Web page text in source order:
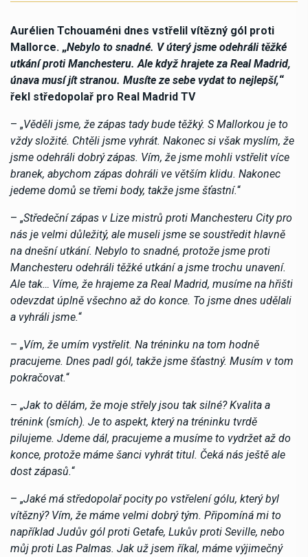
Aurélien Tchouaméni dnes vstřelil vítězný gól proti
Mallorce. „Nebylo to snadné. V úterý jsme odehráli těžké
utkání proti Manchesteru. Ale když hrajete za Real Madrid,
únava musí jít stranou. Musíte ze sebe vydat to nejlepší,“
řekl středopolař pro Real Madrid TV
– „Věděli jsme, že zápas tady bude těžký. S Mallorkou je to
vždy složité. Chtěli jsme vyhrát. Nakonec si však myslím, že
jsme odehráli dobrý zápas. Vím, že jsme mohli vstřelit více
branek, abychom zápas dohráli ve větším klidu. Nakonec
jedeme domů se třemi body, takže jsme šťastní.“
– „Středeční zápas v Lize mistrů proti Manchesteru City pro
nás je velmi důležitý, ale museli jsme se soustředit hlavně
na dnešní utkání. Nebylo to snadné, protože jsme proti
Manchesteru odehráli těžké utkání a jsme trochu unavení.
Ale tak… Víme, že hrajeme za Real Madrid, musíme na hřišti
odevzdat úplně všechno až do konce. To jsme dnes udělali
a vyhráli jsme.“
– „Vím, že umím vystřelit. Na tréninku na tom hodně
pracujeme. Dnes padl gól, takže jsme šťastný. Musím v tom
pokračovat.“
– „Jak to dělám, že moje střely jsou tak silné? Kvalita a
trénink (smích). Je to aspekt, který na tréninku tvrdě
pilujeme. Jdeme dál, pracujeme a musíme to vydržet až do
konce, protože máme šanci vyhrát titul. Čeká nás ještě ale
dost zápasů.“
– „Jaké má středopolař pocity po vstřelení gólu, který byl
vítězný? Vím, že máme velmi dobrý tým. Připomíná mi to
například Judův gól proti Getafe, Lukův proti Seville, nebo
můj proti Las Palmas. Jak už jsem říkal, máme výjimečný